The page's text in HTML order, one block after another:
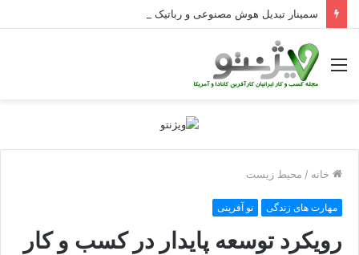
منو
خانه / محیط زیست
مهارت های زندگی نو آفرینی
رویکرد توسعه پایدار در کسب و کار